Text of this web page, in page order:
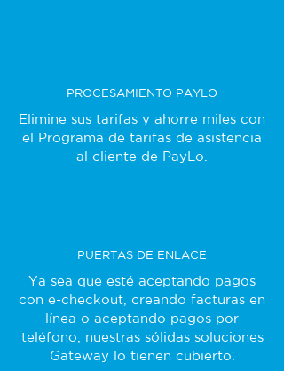
PROCESAMIENTO PAYLO
Elimine sus tarifas y ahorre miles con
el Programa de tarifas de asistencia
al cliente de PayLo.
PUERTAS DE ENLACE
Ya sea que esté aceptando pagos
con e-checkout, creando facturas en
línea o aceptando pagos por
teléfono, nuestras sólidas soluciones
Gateway lo tienen cubierto.